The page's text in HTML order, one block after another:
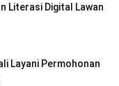
Literasi Digital Lawan
Layani Permohonan